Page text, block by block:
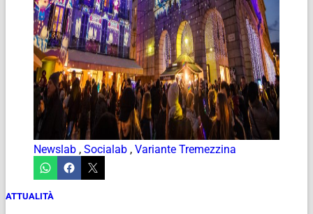
Newslab , Socialab , Variante Tremezzina
ATTUALITÀ